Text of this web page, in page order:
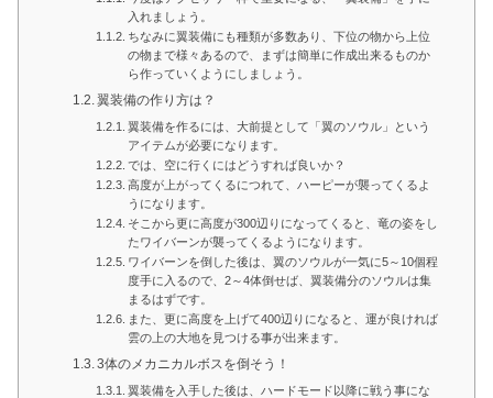
入れましょう。
ちなみに翼装備にも種類が多数あり、下位の物から上位
の物まで様々あるので、まずは簡単に作成出来るものか
ら作っていくようにしましょう。
翼装備の作り方は？
翼装備を作るには、大前提として「翼のソウル」という
アイテムが必要になります。
では、空に行くにはどうすれば良いか？
高度が上がってくるにつれて、ハーピーが襲ってくるよ
うになります。
そこから更に高度が300辺りになってくると、竜の姿をし
たワイバーンが襲ってくるようになります。
ワイバーンを倒した後は、翼のソウルが一気に5～10個程
度手に入るので、2～4体倒せば、翼装備分のソウルは集
まるはずです。
また、更に高度を上げて400辺りになると、運が良ければ
雲の上の大地を見つける事が出来ます。
3体のメカニカルボスを倒そう！
翼装備を入手した後は、ハードモード以降に戦う事にな